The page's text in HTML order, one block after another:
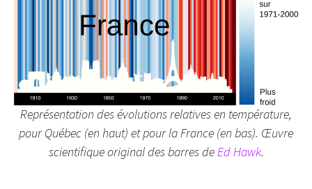
Représentation des évolutions relatives en température,
pour Québec (en haut) et pour la France (en bas). Œuvre
scientifique original des barres deEd Hawk.